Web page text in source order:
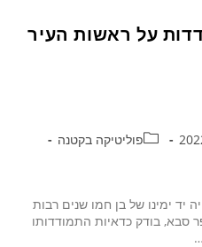
על ראשות העיר
פוליטיקה בקטנה
יד ימינו של בן חמו שנים רבות
סבא, בודק כדאיות התמודדותו